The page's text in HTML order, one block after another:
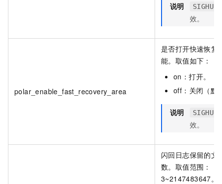
说明 SIGHUP
效。
polar_enable_fast_recovery_area
是否打开快速恢复
能。取值如下：
on：打开。
off：关闭（默
说明 SIGHUP
效。
闪回日志保留的文
数。取值范围：
3~2147483647。